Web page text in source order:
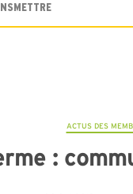
ACTUS DES
: